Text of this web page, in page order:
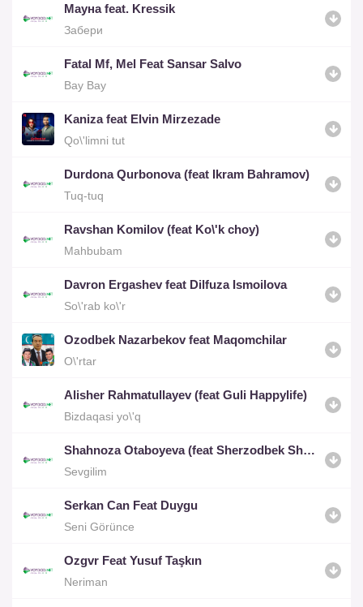
Мауна feat. Kressik
Забери
Fatal Mf, Mel Feat Sansar Salvo
Bay Bay
Kaniza feat Elvin Mirzezade
Qo\'limni tut
Durdona Qurbonova (feat Ikram Bahramov)
Tuq-tuq
Ravshan Komilov (feat Ko\'k choy)
Mahbubam
Davron Ergashev feat Dilfuza Ismoilova
So\'rab ko\'r
Ozodbek Nazarbekov feat Maqomchilar
O\'rtar
Alisher Rahmatullayev (feat Guli Happylife)
Bizdaqasi yo\'q
Shahnoza Otaboyeva (feat Sherzodbek Shorahmedov)
Sevgilim
Serkan Can Feat Duygu
Seni Görünce
Ozgvr Feat Yusuf Taşkın
Neriman